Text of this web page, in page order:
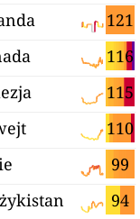
121
116
115
110
99
94